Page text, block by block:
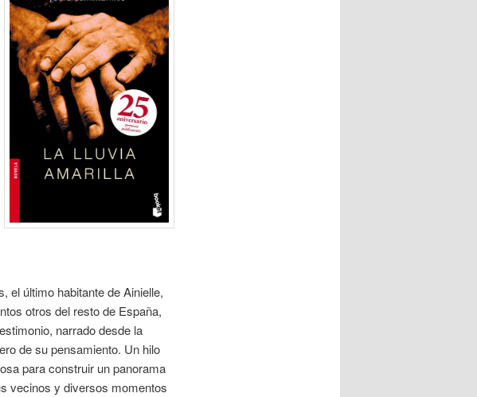
el último habitante de Ainielle,
otros del resto de España,
narrado desde la
de su pensamiento. Un hilo
para construir un panorama
vecinos y diversos momentos